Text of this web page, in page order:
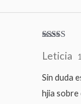
con4de
Leticia
Sin duda
hjia sobre